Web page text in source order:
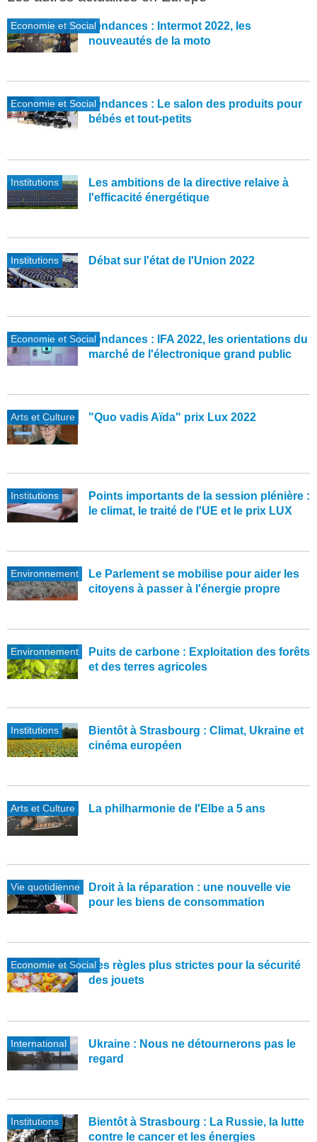
Economie et SocialTendances : Intermot 2022, les
nouveautés de la moto
Economie et SocialTendances : Le salon des produits pour
bébés et tout-petits
Institutions
Les ambitions de la directive relaive à
l'efficacité énergétique
Institutions Débat sur l'état de l'Union 2022
Economie et SocialTendances : IFA 2022, les orientations du
marché de l'électronique grand public
Arts et Culture "Quo vadis Aïda" prix Lux 2022
Institutions
Points importants de la session plénière :
le climat, le traité de l'UE et le prix LUX
Environnement
Le Parlement se mobilise pour aider les
citoyens à passer à l'énergie propre
Environnement
Puits de carbone : Exploitation des forêts
et des terres agricoles
Institutions
Bientôt à Strasbourg : Climat, Ukraine et
cinéma européen
Arts et Culture La philharmonie de l'Elbe a 5 ans
Vie quotidienne
Droit à la réparation : une nouvelle vie
pour les biens de consommation
Economie et SocialDes règles plus strictes pour la sécurité
des jouets
International
Ukraine : Nous ne détournerons pas le
regard
Institutions
Bientôt à Strasbourg : La Russie, la lutte
contre le cancer et les énergies